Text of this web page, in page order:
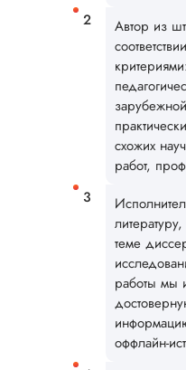
Автор из
схожих
работ,
теме
работы мы
оффлайн-